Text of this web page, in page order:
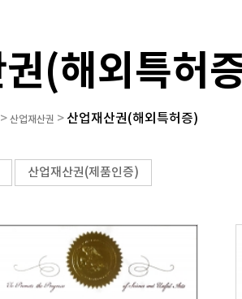
(해외특허
> 산업재산권 > 산업재산권(해외특허증)
산업재산권(제품인증)